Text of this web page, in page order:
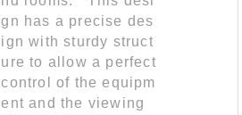
gn has a precise des
ign with sturdy struct
ure to allow a perfect
control of the equipm
ent and the viewing